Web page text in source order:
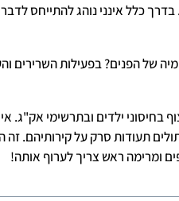
כלל אינני נוהג להתייחס
של הפנים? בפעילות השרירים
בחיסוני ילדים ובתרשימי אק"ג.
תעודות סרק על קירותיהם.
ומרימה ראש צריך לערוף אותה!